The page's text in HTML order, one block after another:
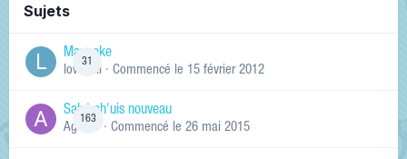
Sujets
31
Manneke
lowskill · Commencé le 15 février 2012
163
Salut ch'uis nouveau
Ag0Nie · Commencé le 26 mai 2015